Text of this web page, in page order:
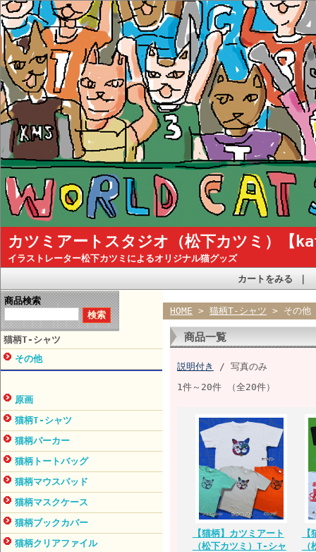
カツミアートスタジオ（松下カツミ）
イラストレーター松下カツミによるオリジナル猫グッズ
カートをみる
商品検索
猫柄T-シャツ
その他
原画
猫柄T-シャツ
猫柄パーカー
猫柄トートバッグ
猫柄マウスパッド
猫柄マスクケース
猫柄ブックカバー
猫柄クリアファイル
HOME > 猫柄T-シャツ > その他
商品一覧
説明付き
/ 写真のみ
1件～20件 （全20件）
【猫柄】カツミアート
（松下カツミ）T-シャ